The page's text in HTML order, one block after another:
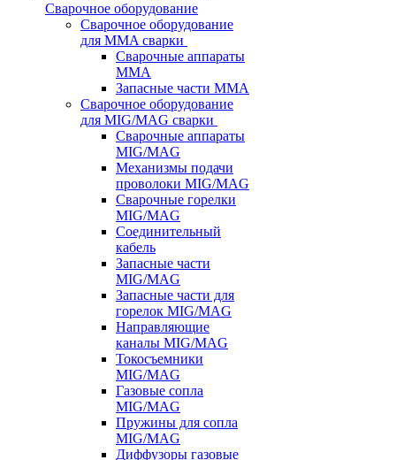
Сварочное оборудование
Сварочное оборудование
для MMA сварки
Сварочные аппараты
MMA
Запасные части MMA
Сварочное оборудование
для MIG/MAG сварки
Сварочные аппараты
MIG/MAG
Механизмы подачи
проволоки MIG/MAG
Сварочные горелки
MIG/MAG
Соединительный
кабель
Запасные части
MIG/MAG
Запасные части для
горелок MIG/MAG
Направляющие
каналы MIG/MAG
Токосъемники
MIG/MAG
Газовые сопла
MIG/MAG
Пружины для сопла
MIG/MAG
Диффузоры газовые